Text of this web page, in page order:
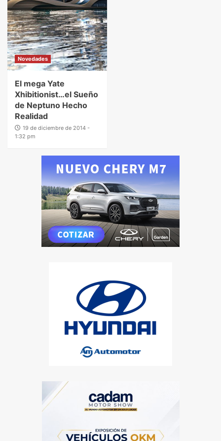
Novedades
El mega Yate
Xhibitionist…el Sueño
de Neptuno Hecho
Realidad
19 de diciembre de 2014 -
1:32 pm